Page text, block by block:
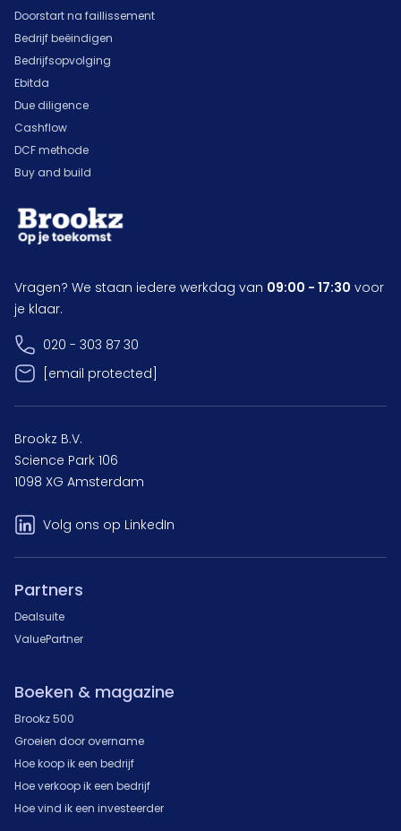
Doorstart na faillissement
Bedrijf beëindigen
Bedrijfsopvolging
Ebitda
Due diligence
Cashflow
DCF methode
Buy and build
Vragen? We staan iedere werkdag van 09:00 - 17:30 voor
je klaar.
020 - 303 87 30
[email protected]
Brookz B.V.
Science Park 106
1098 XG Amsterdam
Volg ons op LinkedIn
Partners
Dealsuite
ValuePartner
Boeken & magazine
Brookz 500
Groeien door overname
Hoe koop ik een bedrijf
Hoe verkoop ik een bedrijf
Hoe vind ik een investeerder